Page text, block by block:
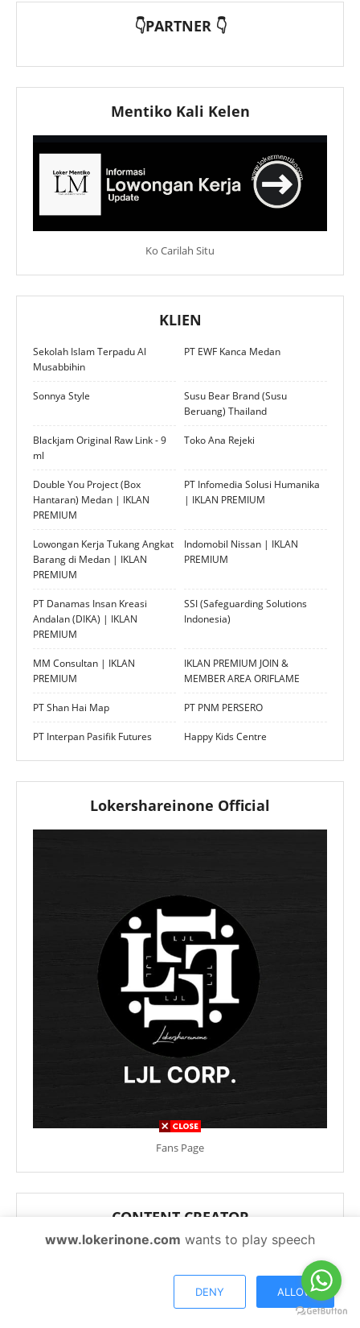
👇PARTNER 👇
Mentiko Kali Kelen
Ko Carilah Situ
KLIEN
Sekolah Islam Terpadu Al
Musabbihin
PT EWF Kanca Medan
Sonnya Style
Susu Bear Brand (Susu
Beruang) Thailand
Blackjam Original Raw Link - 9
ml
Toko Ana Rejeki
Double You Project (Box
Hantaran) Medan | IKLAN
PREMIUM
PT Infomedia Solusi Humanika
| IKLAN PREMIUM
Lowongan Kerja Tukang Angkat
Barang di Medan | IKLAN
PREMIUM
Indomobil Nissan | IKLAN
PREMIUM
PT Danamas Insan Kreasi
Andalan (DIKA) | IKLAN
PREMIUM
SSI (Safeguarding Solutions
Indonesia)
MM Consultan | IKLAN
PREMIUM
IKLAN PREMIUM JOIN &
MEMBER AREA ORIFLAME
PT Shan Hai Map PT PNM PERSERO
PT Interpan Pasifik Futures Happy Kids Centre
Lokershareinone Official
Fans Page
CONTENT CREATOR
www.lokerinone.com wants to play speech
DENY ALLOW